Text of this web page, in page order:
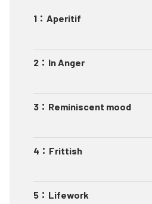
1 ： Aperitif
2 ： In Anger
3 ： Reminiscent mood
4 ： Frittish
5 ： Lifework